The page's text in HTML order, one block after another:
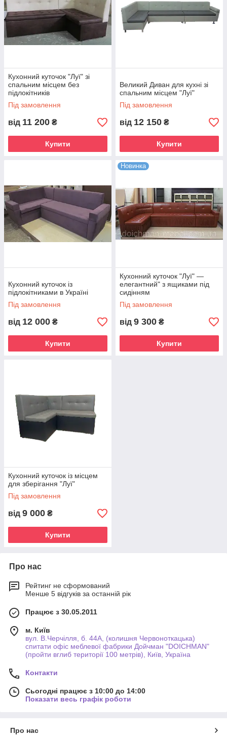
Кухонний куточок "Луї" зі
спальним місцем без
підлокітників
Під замовлення
від 11 200 ₴
Купити
Великий Диван для кухні зі
спальним місцем "Луї"
Під замовлення
від 12 150 ₴
Купити
Кухонний куточок із
підлокітниками в Україні
Під замовлення
від 12 000 ₴
Купити
Новинка
Кухонний куточок "Луї" —
елегантний" з ящиками під
сидінням
Під замовлення
від 9 300 ₴
Купити
Кухонний куточок із місцем
для зберігання "Луї"
Під замовлення
від 9 000 ₴
Купити
Про нас
Рейтинг не сформований
Менше 5 відгуків за останній рік
Працює з 30.05.2011
м. Київ
вул. В.Черчілля, б. 44А, (колишня Червоноткацька)
спитати офіс меблевої фабрики Дойчман "DOICHMAN"
(пройти вглиб території 100 метрів), Київ, Україна
Контакти
Сьогодні працює з 10:00 до 14:00
Показати весь графік роботи
Про нас